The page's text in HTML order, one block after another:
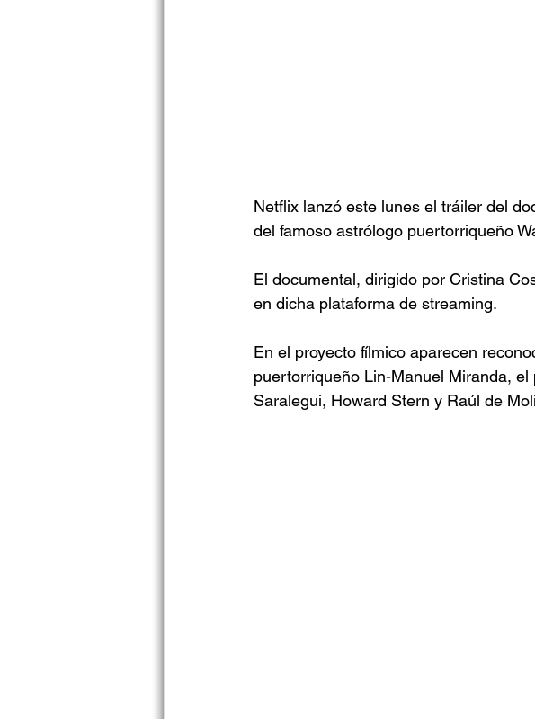
Netflix lanzó este lunes el tráiler del
del famoso astrólogo puertorriqueño
El documental, dirigido por Cristina
en dicha plataforma de streaming.
En el proyecto fílmico aparecen
puertorriqueño Lin-Manuel Miranda,
Saralegui, Howard Stern y Raúl de